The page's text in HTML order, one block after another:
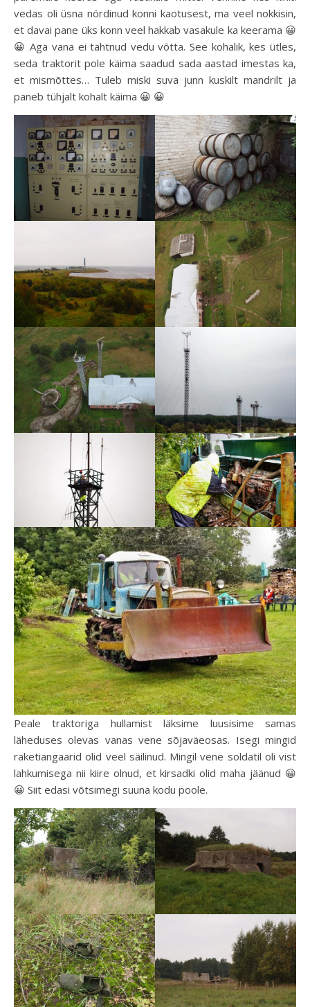
vedas oli üsna nördinud konni kaotusest, ma veel nokkisin,
et davai pane üks konn veel hakkab vasakule ka keerama 😀
😀 Aga vana ei tahtnud vedu võtta. See kohalik, kes ütles,
seda traktorit pole käima saadud sada aastad imestas ka,
et mismõttes… Tuleb miski suva junn kuskilt mandrilt ja
paneb tühjalt kohalt käima 😀 😀
Peale traktoriga hullamist läksime luusisime samas
läheduses olevas vanas vene sõjaväeosas. Isegi mingid
raketiangaarid olid veel säilinud. Mingil vene soldatil oli vist
lahkumisega nii kiire olnud, et kirsadki olid maha jäänud 😀
😀 Siit edasi võtsimegi suuna kodu poole.